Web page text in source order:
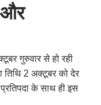
और
गुरुवार से हो रही
तिथि 2 अक्टूबर को देर
के साथ ही इस